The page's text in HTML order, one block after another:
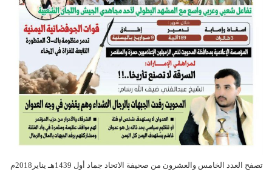
تصفح العدد الخامس والعشرون من صحيفة الاتحاد جماد أول 1439هـ يناير2018م